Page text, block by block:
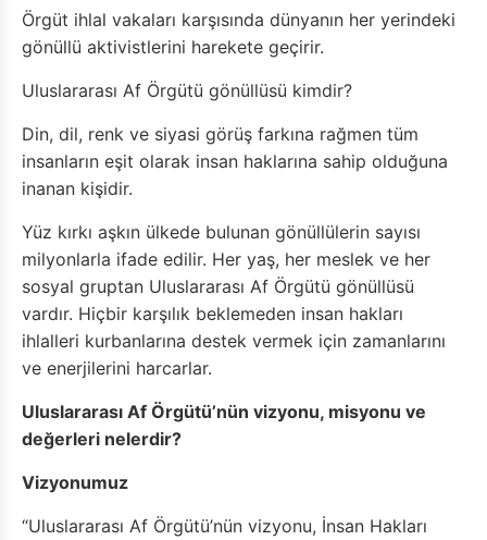
Örgüt ihlal vakaları karşısında dünyanın her yerindeki
gönüllü aktivistlerini harekete geçirir.
Uluslararası Af Örgütü gönüllüsü kimdir?
Din, dil, renk ve siyasi görüş farkına rağmen tüm
insanların eşit olarak insan haklarına sahip olduğuna
inanan kişidir.
Yüz kırkı aşkın ülkede bulunan gönüllülerin sayısı
milyonlarla ifade edilir. Her yaş, her meslek ve her
sosyal gruptan Uluslararası Af Örgütü gönüllüsü
vardır. Hiçbir karşılık beklemeden insan hakları
ihlalleri kurbanlarına destek vermek için zamanlarını
ve enerjilerini harcarlar.
Uluslararası Af Örgütü’nün vizyonu, misyonu ve
değerleri nelerdir?
Vizyonumuz
“Uluslararası Af Örgütü’nün vizyonu, İnsan Hakları